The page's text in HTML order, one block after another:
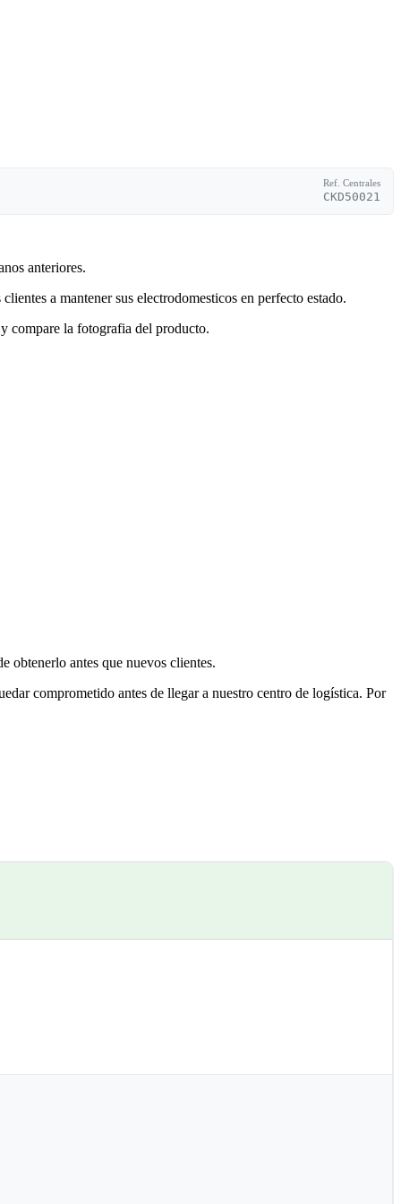
Ref. Centrales
CKD50021
anteriores.
a mantener sus electrodomesticos en perfecto estado.
compare la fotografia del producto.
obtenerlo antes que nuevos clientes.
comprometido antes de llegar a nuestro centro de logística. Por